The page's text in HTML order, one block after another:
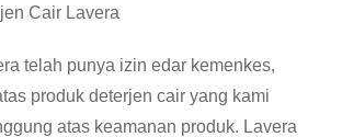
Cair Lavera
telah punya izin edar kemenkes,
produk deterjen cair yang kami
atas keamanan produk. Lavera